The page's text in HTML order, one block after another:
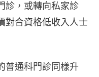
診，或轉向私家診
對合資格低收入人士
普通科門診同樣升